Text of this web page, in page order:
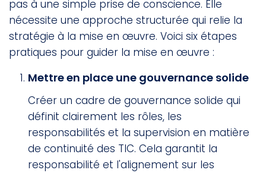
pas à une simple prise de conscience. Elle
nécessite une approche structurée qui relie la
stratégie à la mise en œuvre. Voici six étapes
pratiques pour guider la mise en œuvre :
Mettre en place une gouvernance solide
Créer un cadre de gouvernance solide qui
définit clairement les rôles, les
responsabilités et la supervision en matière
de continuité des TIC. Cela garantit la
responsabilité et l'alignement sur les